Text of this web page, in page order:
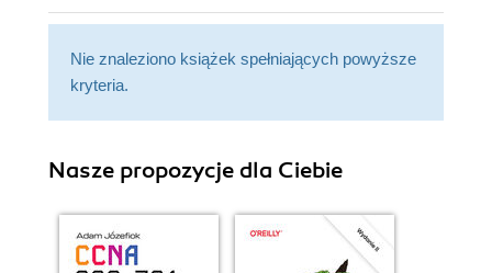
Nie znaleziono książek spełniających powyższe
kryteria.
Nasze propozycje dla Ciebie